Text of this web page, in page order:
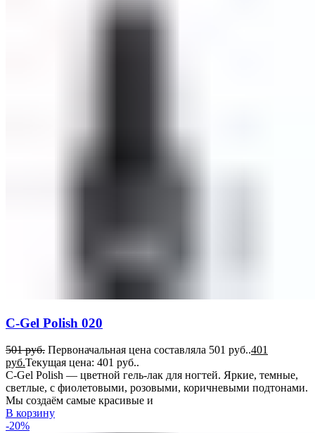
C-Gel Polish 020
501руб. Первоначальная цена составляла 501 руб..401
руб.Текущая цена: 401 руб..
C-Gel Polish — цветной гель-лак для ногтей. Яркие, темные,
светлые, с фиолетовыми, розовыми, коричневыми подтонами.
Мы создаём самые красивые и
В корзину
-20%